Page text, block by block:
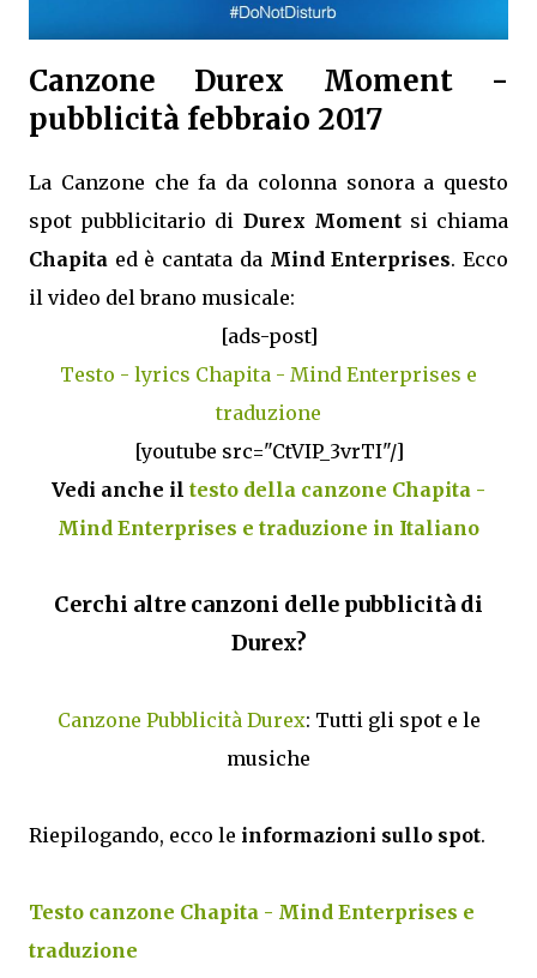
Canzone Durex Moment -
pubblicità febbraio 2017
La Canzone che fa da colonna sonora a questo
spot pubblicitario di Durex Momentsi chiama
Chapita ed è cantata da Mind Enterprises. Ecco
il video del brano musicale:
[ads-post]
Testo - lyrics Chapita - Mind Enterprises e
traduzione
[youtube src="CtVIP_3vrTI"/]
Vedi anche il testo della canzone Chapita -
Mind Enterprises e traduzione in Italiano
Cerchi altre canzoni delle pubblicità di
Durex?
Canzone Pubblicità Durex: Tutti gli spot e le
musiche
Riepilogando, ecco le informazioni sullo spot.
Testo canzone Chapita - Mind Enterprises e
traduzione